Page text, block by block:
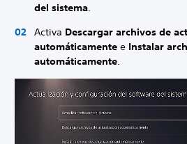
del sistema.
Activa Descargar archivos de
automáticamente e Instalar
automáticamente.